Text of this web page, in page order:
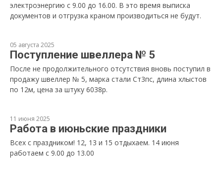
электроэнергию с 9.00 до 16.00. В это время выписка
документов и отгрузка краном производиться не будут.
05 августа 2025
Поступление швеллера № 5
После не продолжительного отсутствия вновь поступил в
продажу швеллер № 5, марка стали Ст3пс, длина хлыстов
по 12м, цена за штуку 6038р.
11 июня 2025
Работа в июньские праздники
Всех с праздником! 12, 13 и 15 отдыхаем. 14 июня
работаем с 9.00 до 13.00